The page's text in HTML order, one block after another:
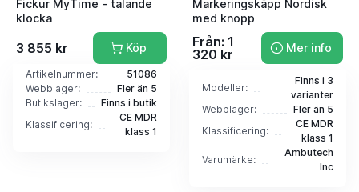
Fickur MyTime - talande
klocka
3 855 kr Köp
Artikelnummer:
51086
Webblager:
Fler än 5
Butikslager:
Finns i butik
Klassificering:
CE MDR
klass 1
Markeringskäpp Nordisk
med knopp
Från: 1
320 kr
Mer info
Modeller:
Finns i 3
varianter
Webblager:
Fler än 5
Klassificering:
CE MDR
klass 1
Varumärke:
Ambutech
Inc